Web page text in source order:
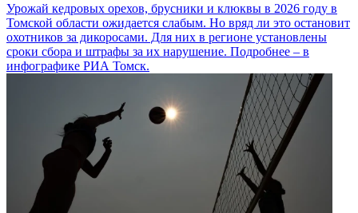
Урожай кедровых орехов, брусники и клюквы в 2026 году в
Томской области ожидается слабым. Но вряд ли это остановит
охотников за дикоросами. Для них в регионе установлены
сроки сбора и штрафы за их нарушение. Подробнее – в
инфографике РИА Томск.